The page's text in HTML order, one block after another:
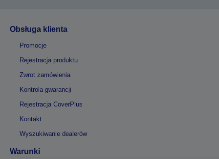
Obsługa klienta
Promocje
Rejestracja produktu
Zwrot zamówienia
Kontrola gwarancji
Rejestracja CoverPlus
Kontakt
Wyszukiwanie dealerów
Warunki